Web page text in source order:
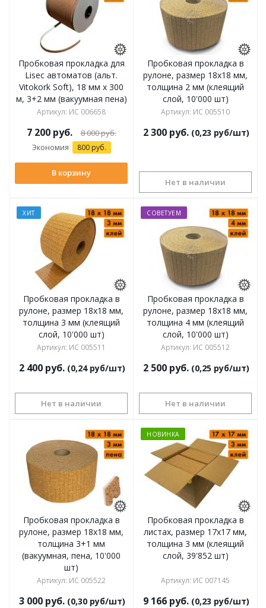
Пробковая прокладка для
Lisec автоматов (альт.
Vitokork Soft), 18 мм х 300
м, 3+2 мм (вакуумная пена)
Артикул: ИС 006658
7 200руб. 8 000руб.
Экономия 800 руб.
В корзину
Пробковая прокладка в
рулоне, размер 18х18 мм,
толщина 2 мм (клеящий
слой, 10'000 шт)
Артикул: ИС 005510
2 300 руб. (0,23 руб/шт)
Нет в наличии
ХИТ
Пробковая прокладка в
рулоне, размер 18х18 мм,
толщина 3 мм (клеящий
слой, 10'000 шт)
Артикул: ИС 005511
2 400 руб. (0,24 руб/шт)
Нет в наличии
СОВЕТУЕМ
Пробковая прокладка в
рулоне, размер 18х18 мм,
толщина 4 мм (клеящий
слой, 10'000 шт)
Артикул: ИС 005512
2 500 руб. (0,25 руб/шт)
Нет в наличии
Пробковая прокладка в
рулоне, размер 18х18 мм,
толщина 3+1 мм
(вакуумная, пена, 10'000
шт)
Артикул: ИС 005522
3 000 руб. (0,30 руб/шт)
НОВИНКА
Пробковая прокладка в
листах, размер 17х17 мм,
толщина 3 мм (клеящий
слой, 39'852 шт)
Артикул: ИС 007145
9 166 руб. (0,23 руб/шт)